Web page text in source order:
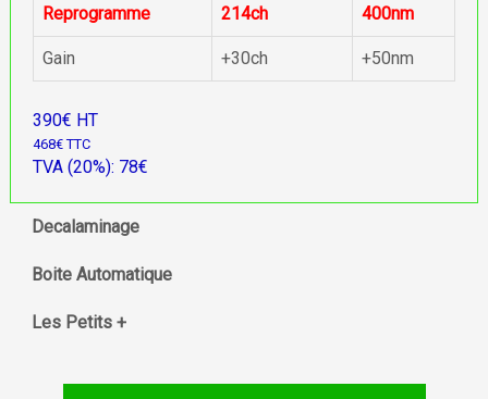
Reprogramme 214ch 400nm
Gain +30ch +50nm
390€ HT
468€ TTC
TVA (20%): 78€
Decalaminage
Boite Automatique
Les Petits +